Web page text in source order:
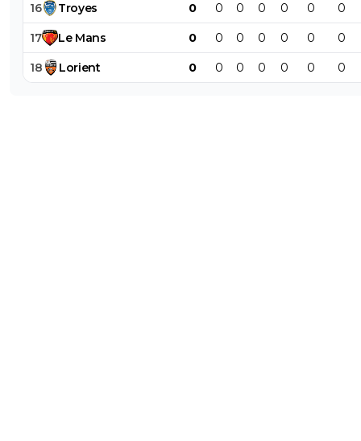
16 Troyes 0 0 0 0 0 0 0
17 Le Mans 0 0 0 0 0 0 0
18 Lorient 0 0 0 0 0 0 0